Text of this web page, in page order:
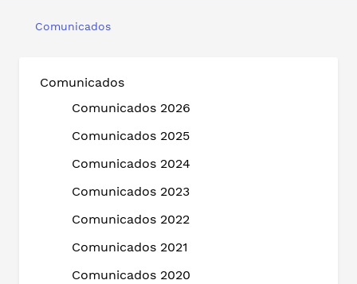
Comunicados
Comunicados
Comunicados 2026
Comunicados 2025
Comunicados 2024
Comunicados 2023
Comunicados 2022
Comunicados 2021
Comunicados 2020